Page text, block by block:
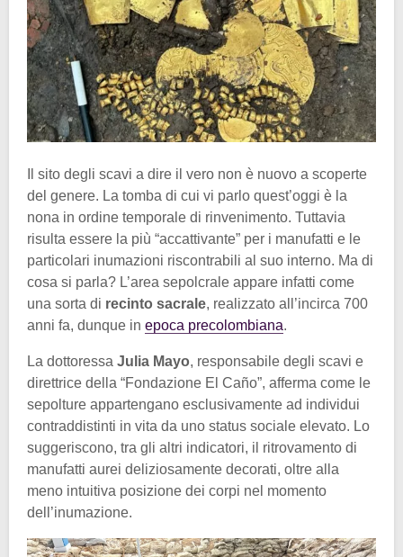
Il sito degli scavi a dire il vero non è nuovo a scoperte
del genere. La tomba di cui vi parlo quest’oggi è la
nona in ordine temporale di rinvenimento. Tuttavia
risulta essere la più “accattivante” per i manufatti e le
particolari inumazioni riscontrabili al suo interno. Ma di
cosa si parla? L’area sepolcrale appare infatti come
una sorta di recinto sacrale, realizzato all’incirca 700
anni fa, dunque in epoca precolombiana.
La dottoressa Julia Mayo, responsabile degli scavi e
direttrice della “Fondazione El Caño”, afferma come le
sepolture appartengano esclusivamente ad individui
contraddistinti in vita da uno status sociale elevato. Lo
suggeriscono, tra gli altri indicatori, il ritrovamento di
manufatti aurei deliziosamente decorati, oltre alla
meno intuitiva posizione dei corpi nel momento
dell’inumazione.